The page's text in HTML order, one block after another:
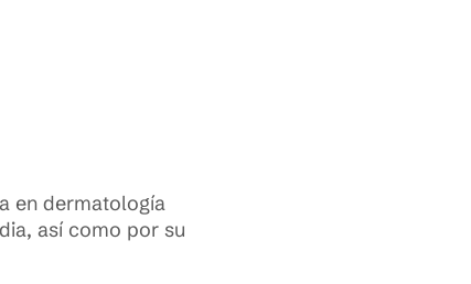
en dermatología
así como por su